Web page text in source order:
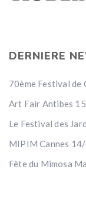
DERNIERE
70ème Festival de
Art Fair Antibes
Le Festival des
MIPIM Cannes
Fête du Mimosa